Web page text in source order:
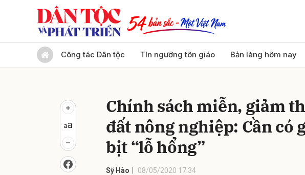
Công tác Dân tộc Tín ngưỡng tôn giáo Bản làng hôm nay
Chính sách miễn, giảm
đất nông nghiệp: Cần có
bịt “lỗ hổng”
Sỹ Hào 08/05/2020 17:34
Gửi bình luận